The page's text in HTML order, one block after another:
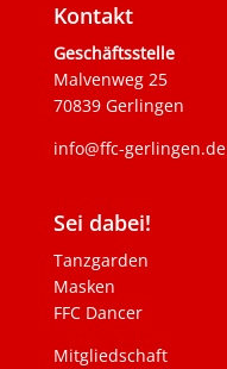
Kontakt
Geschäftsstelle
Malvenweg 25
70839 Gerlingen
info@ffc-gerlingen.de
Sei dabei!
Tanzgarden
Masken
FFC Dancer
Mitgliedschaft